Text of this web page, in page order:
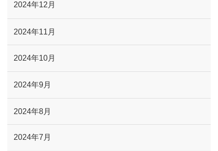
2024年12月
2024年11月
2024年10月
2024年9月
2024年8月
2024年7月